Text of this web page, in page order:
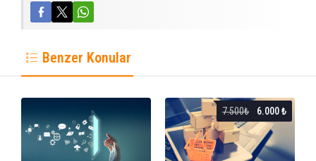
Benzer Konular
7.500₺ 6.000 ₺